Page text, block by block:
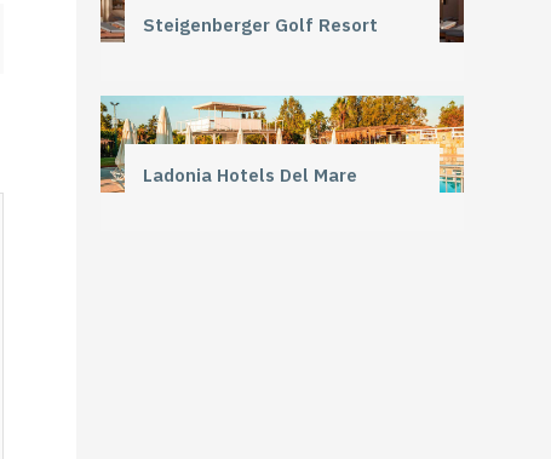
Steigenberger Golf Resort
Ladonia Hotels Del Mare